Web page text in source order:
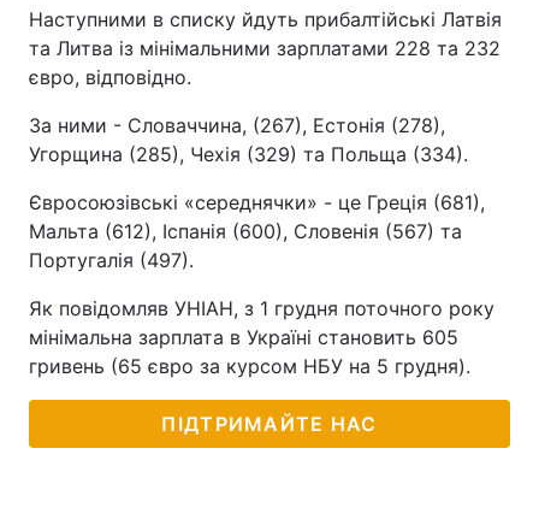
Лонгріди
Інтерв'ю Думки
Архів Вакансії
Контакти
Послуги
Наступними в списку йдуть прибалтійські Латвія
та Литва із мінімальними зарплатами 228 та 232
євро, відповідно.
За ними - Словаччина, (267), Естонія (278),
Угорщина (285), Чехія (329) та Польща (334).
Євросоюзівські «середнячки» - це Греція (681),
Мальта (612), Іспанія (600), Словенія (567) та
Португалія (497).
Як повідомляв УНІАН, з 1 грудня поточного року
мінімальна зарплата в Україні становить 605
гривень (65 євро за курсом НБУ на 5 грудня).
ПІДТРИМАЙТЕ НАС